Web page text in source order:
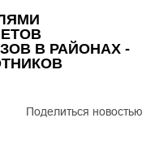
В РАЙОНАХ -
Поделиться новостью